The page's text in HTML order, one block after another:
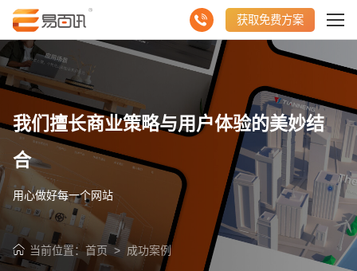
获取免费方案
我们擅长商业策略与用户体验的美妙结
合
用心做好每一个网站
当前位置： 首页> 成功案例
请输入您的公司名称 名字